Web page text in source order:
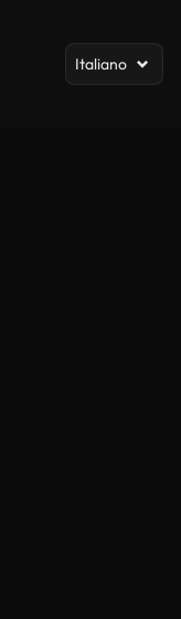
Italiano